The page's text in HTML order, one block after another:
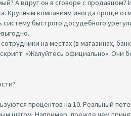
А вдруг он в сговоре с
Крупным компаниям иногда проще
быстрого досудебного
на местах (в магазинах,
«Жалуйтесь официально». Они
процентов на 10. Реальный